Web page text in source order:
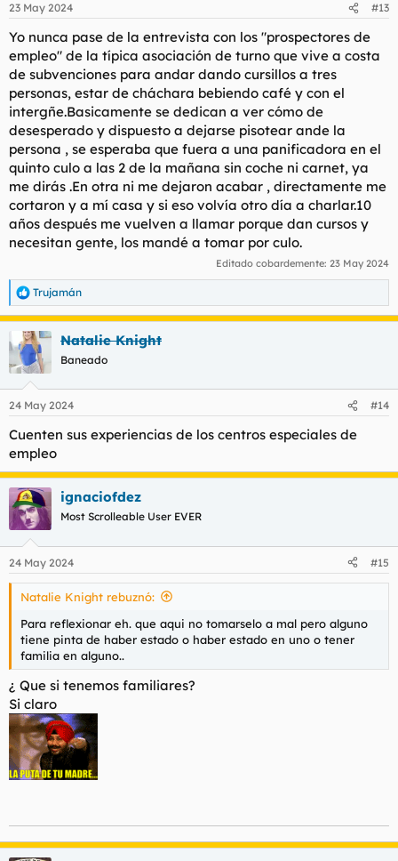
Estando definido lo que es un Centro Especial de Empleo (en
adelante CEE) y conociendo cuales son sus objetivos, ahora
pasamos a denunciar lo que pasa en algunos CEE que espero
se den por aludidos en esta nota de prensa, pues como al
principio se manifiesta se maltratan a los trabajadores y
trabajadoras con tratos vejatorios (expresiones impropias de
los encargados que tienen la tarea de supervisar el trabajo de
personas que intentan integrarse laboralmente), Acoso
Laboral, altas tasas de precariedad laboral, hasta el punto que
algunos trabajadores en vez de sentirse como tales, se sienten
más como esclavos por el trato que se les dispensa.
Los trabajadores de esos CEE, se sienten discriminados en
todos los sentidos y no solo eso, sino que también al finalizar el
contrato laboral que tienen suscritos en vez de haber
alcanzado los objetivos que no son otros que la inserción
laboral, y habiéndoles durante la relación laboral arrebatado
todos sus derechos, se sienten frustrados y no entienden como
las Administraciones no ejercen ninguna acción contra el
maltrato permanente al que son sometidos.
Muchos estaremos pensando y como si esto es así no
denuncian, es fácil pues estos CEE usan el miedo para dominar
a estos trabajadores, muchos son despedidos por tan solo
reclamar sus derechos, lo que inhibe todavía más aún si cabe
el hecho de interponer una denuncia contra este tipo de
empresas, que yo las consideraría por lo que hacen y a quien
se lo hacen como empresas PIRATAS que quieren beneficiarse
de estos trabajadores.
He querido dar voz a estos trabajadores con los que he tenido
la oportunidad de hablar y denunciar ante la opinión pública
los hechos que se dan en algunos Centros Especiales de
Empleo, y a los trabajadores les recomiendo que vayan a
Sindicatos serios que les atiendan y que, de paso, erradiquen
el miedo que este tipo de empresas PIRATAS ha impuesto.
los que lo vean y no hagan nada al respecto.
un saludo
-Natalie Knight
e
:
23 May 2024 #13
Yo nunca pase de la entrevista con los "prospectores de
empleo" de la típica asociación de turno que vive a costa
de subvenciones para andar dando cursillos a tres
personas, estar de cháchara bebiendo café y con el
intergñe.Basicamente se dedican a ver cómo de
desesperado y dispuesto a dejarse pisotear ande la
persona , se esperaba que fuera a una panificadora en el
quinto culo a las 2 de la mañana sin coche ni carnet, ya
me dirás .En otra ni me dejaron acabar , directamente me
cortaron y a mí casa y si eso volvía otro día a charlar.10
años después me vuelven a llamar porque dan cursos y
necesitan gente, los mandé a tomar por culo.
Editado cobardemente: 23 May 2024
R
e
a
c
c
i
e
:
Trujamán
Natalie Knight
Baneado
24 May 2024 #14
Cuenten sus experiencias de los centros especiales de
empleo
ignaciofdez
Most Scrolleable User EVER
24 May 2024 #15
Natalie Knight rebuznó:
Para reflexionar eh. que aqui no tomarselo a mal pero alguno
tiene pinta de haber estado o haber estado en uno o tener
familia en alguno..
¿ Que si tenemos familiares?
Si claro